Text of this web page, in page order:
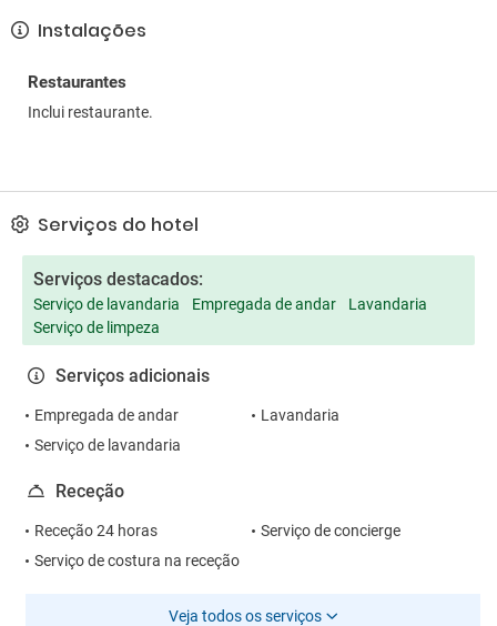
Instalações
Restaurantes
Inclui restaurante.
Serviços do hotel
Serviços destacados:
Serviço de lavandaria Empregada de andar
Lavandaria
Serviço de limpeza
Serviços adicionais
Empregada de andar
Lavandaria
Serviço de lavandaria
Receção
Receção 24 horas
Serviço de concierge
Serviço de costura na receção
Veja todos os serviços